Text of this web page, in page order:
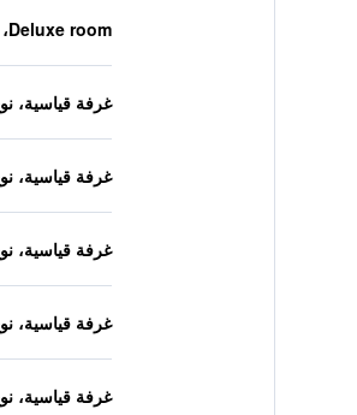
Deluxe room، نوع السرير غير معروف
غرفة قياسية،
غرفة قياسية،
غرفة قياسية،
غرفة قياسية،
غرفة قياسية،